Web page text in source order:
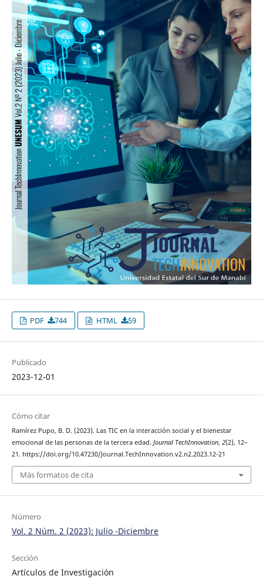
PDF 744 HTML 59
Publicado
2023-12-01
Cómo citar
Ramírez Pupo, B. D. (2023). Las TIC en la interacción social y el bienestar
emocional de las personas de la tercera edad. Journal TechInnovation, 2(2), 12–
21. https://doi.org/10.47230/Journal.TechInnovation.v2.n2.2023.12-21
Más formatos de cita
Número
Vol. 2 Núm. 2 (2023): Julio -Diciembre
Sección
Artículos de Investigación